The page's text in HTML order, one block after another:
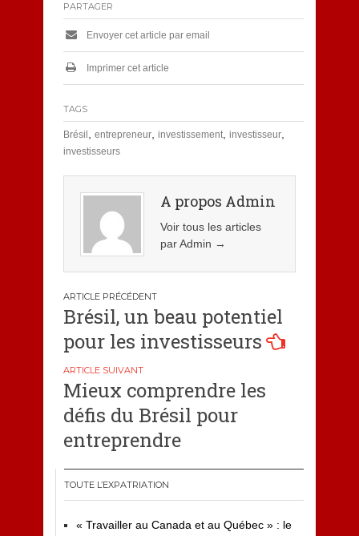
PARTAGER
Envoyer cet article par email
Imprimer cet article
TAGS
Brésil entrepreneur, investissement, investisseur,
investisseurs
A propos Admin
Voir tous les articles
par Admin →
Navigation
de
l’article
Brésil, un beau potentiel
pour les investisseurs
Mieux comprendre les
défis du Brésil pour
entreprendre
TOUTE L’EXPATRIATION
« Travailler au Canada et au Québec » : le